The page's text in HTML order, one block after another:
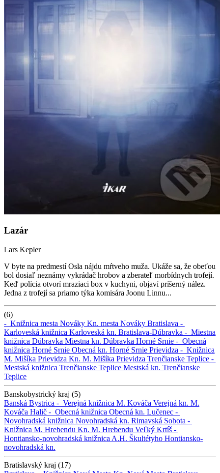
Lazár
Lars Kepler
V byte na predmestí Osla nájdu mŕtveho muža. Ukáže sa, že obeťou
bol dosiaľ neznámy vykrádač hrobov a zberateľ morbídnych trofejí.
Keď polícia otvorí mraziaci box v kuchyni, objaví príšerný nález.
Jedna z trofejí sa priamo týka komisára Joonu Linnu...
(6)
- Knižnica mesta Nováky Kn. mesta Nováky Bratislava -
Karloveská knižnica Karloveská kn. Bratislava-Dúbravka - Miestna
knižnica Dúbravka Miestna kn. Dúbravka Horné Srnie - Obecná
knižnica Horné Srnie Obecná kn. Horné Srnie Prievidza - Knižnica
M. Mišíka Prievidza Kn. M. Mišíka Prievidza Trenčianske Teplice -
Mestská knižnica Trenčianske Teplice Mestská kn. Trenčianske
Teplice
Banskobystrický kraj (5)
Banská Bystrica - Verejná knižnica M. Kováča Verejná kn. M.
Kováča Halič - Obecná knižnica Obecná kn. Lučenec -
Novohradská knižnica Novohradská kn. Rimavská Sobota -
Knižnica M. Hrebendu Kn. M. Hrebendu Veľký Krtíš -
Hontiansko-novohradská knižnica A.H. Škultétyho Hontiansko-
novohradská kn.
Bratislavský kraj (17)